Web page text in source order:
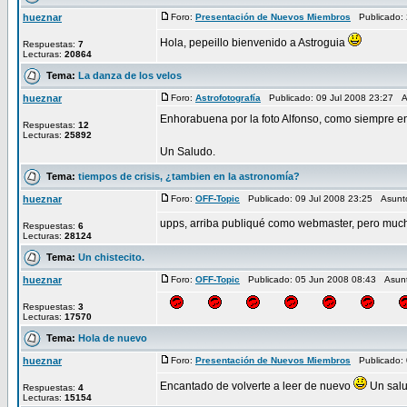
hueznar
Respuestas: 7
Lecturas: 20864
Foro: Presentación de Nuevos Miembros Publicado:
Hola, pepeillo bienvenido a Astroguia
Tema: La danza de los velos
hueznar
Respuestas: 12
Lecturas: 25892
Foro: Astrofotografía Publicado: 09 Jul 2008 23:27
Enhorabuena por la foto Alfonso, como siempre
Un Saludo.
Tema: tiempos de crisis, ¿tambien en la astronomía?
hueznar
Respuestas: 6
Lecturas: 28124
Foro: OFF-Topic Publicado: 09 Jul 2008 23:25
upps, arriba publiqué como webmaster, pero
Tema: Un chistecito.
hueznar
Respuestas: 3
Lecturas: 17570
Foro: OFF-Topic Publicado: 05 Jun 2008 08:43
Tema: Hola de nuevo
hueznar
Respuestas: 4
Lecturas: 15154
Foro: Presentación de Nuevos Miembros Publicado:
Encantado de volverte a leer de nuevo Un